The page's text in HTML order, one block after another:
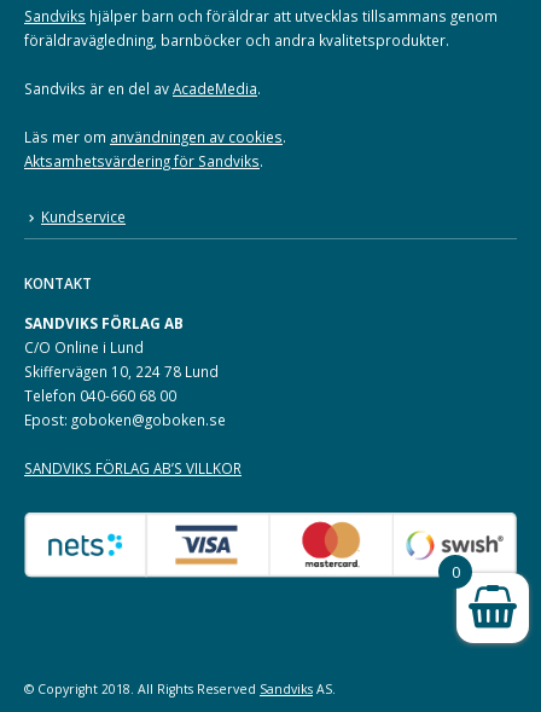
Sandviks hjälper barn och föräldrar att utvecklas tillsammans genom
föräldravägledning, barnböcker och andra kvalitetsprodukter.
Sandviks är en del avAcadeMedia.
Läs mer om användningen av cookies.
Aktsamhetsvärdering för Sandviks.
Kundservice
KONTAKT
SANDVIKS FÖRLAG AB
C/O Online i Lund
Skiffervägen 10, 224 78 Lund
Telefon 040-660 68 00
Epost: goboken@goboken.se
SANDVIKS FÖRLAG AB’S VILLKOR
© Copyright 2018. All Rights Reserved Sandviks AS.
0